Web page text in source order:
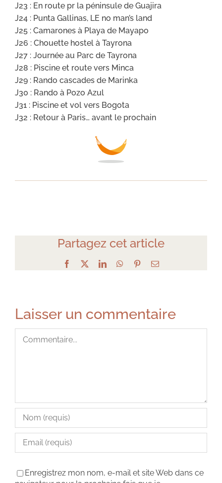
J23 : En route pr la péninsule de Guajira
J24 : Punta Gallinas, LE no man’s land
J25 : Camarones à Playa de Mayapo
J26 : Chouette hostel à Tayrona
J27 : Journée au Parc de Tayrona
J28 : Piscine et route vers Minca
J29 : Rando cascades de Marinka
J30 : Rando à Pozo Azul
J31 : Piscine et vol vers Bogota
J32 : Retour à Paris… avant le prochain
Partagez cet article
Facebook LinkedInWhatsApp
PinterestEmail
Laisser un commentaire
Enregistrez mon nom, e-mail et site Web dans ce